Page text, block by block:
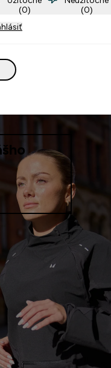
obľúbených
:)
(0)
(0)